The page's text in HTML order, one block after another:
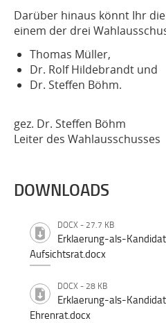
Darüber hinaus könnt Ihr
einem der drei
Thomas Müller,
Dr. Rolf Hildebrandt und
Dr. Steffen Böhm.
gez. Dr. Steffen Böhm
Leiter des Wahlausschusses
DOWNLOADS
DOCX - 27.7 KB
Erklaerung-als-
Aufsichtsrat.docx
DOCX - 28 KB
Erklaerung-als-
Ehrenrat.docx